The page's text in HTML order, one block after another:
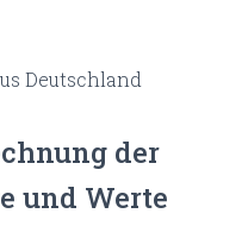
Deutschland
der
und Werte